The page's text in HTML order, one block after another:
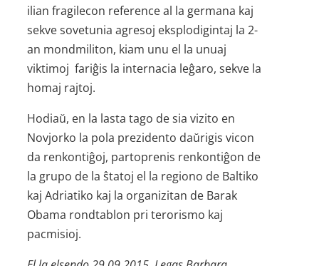
ilian fragilecon reference al la germana kaj
sekve sovetunia agresoj eksplodigintaj la 2-
an mondmiliton, kiam unu el la unuaj
viktimoj fariĝis la internacia leĝaro, sekve la
homaj rajtoj.
Hodiaŭ, en la lasta tago de sia vizito en
Novjorko la pola prezidento daŭrigis vicon
da renkontiĝoj, partoprenis renkontiĝon de
la grupo de la ŝtatoj el la regiono de Baltiko
kaj Adriatiko kaj la organizitan de Barak
Obama rondtablon pri terorismo kaj
pacmisioj.